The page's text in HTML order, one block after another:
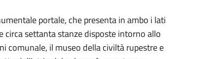
portale, che presenta in ambo i lati
circa settanta stanze disposte intorno allo
comunale, il museo della civiltà rupestre e